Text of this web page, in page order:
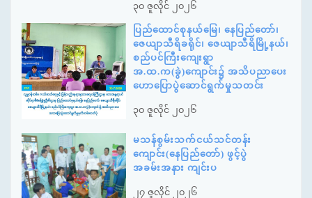
၃၀ ဇူလိုင် ၂၀၂၆
ပြည်ထောင်စုနယ်မြေ၊ နေပြည်တော်၊
ဇေယျာသီရိခရိုင်၊ ဇေယျာသီရိမြို့နယ်၊
စည်ပင်ကြီးကျေးရွာ
အ.ထ.က(ခွဲ)ကျောင်း၌ အသိပညာပေး
ဟောပြောပွဲဆောင်ရွက်မှုသတင်း
၃၀ ဇူလိုင် ၂၀၂၆
မသန်စွမ်းသက်ငယ်သင်တန်း
ကျောင်း(နေပြည်တော်) ဖွင့်ပွဲ
အခမ်းအနား ကျင်းပ
၂၇ ဇူလိုင် ၂၀၂၆